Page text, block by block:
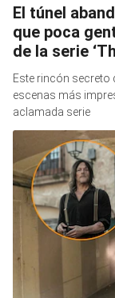
El túnel
que poca
de la serie
Este rincón secreto
escenas más
aclamada serie